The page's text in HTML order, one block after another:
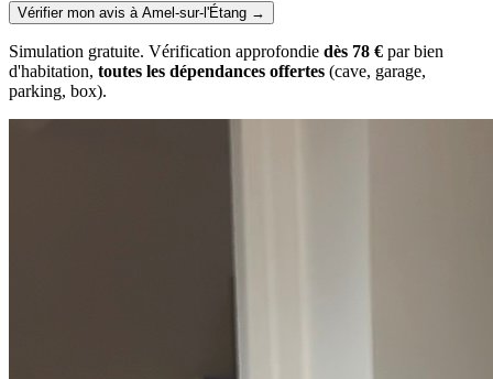
Vérifier mon avis à Amel-sur-l'Étang →
Simulation gratuite. Vérification approfondie dès 78 € par bien
d'habitation, toutes les dépendances offertes (cave, garage,
parking, box).